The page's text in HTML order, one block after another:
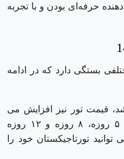
حرفه‌ای بودن و با تجربه
بستگی دارد که در ادامه
قیمت تور نیز افزایش می
یابد. تورهای تاجیکستان مسترجت ۵ روزه، ۸ روزه و ۱۲ روزه
تورتاجیکستان خود را